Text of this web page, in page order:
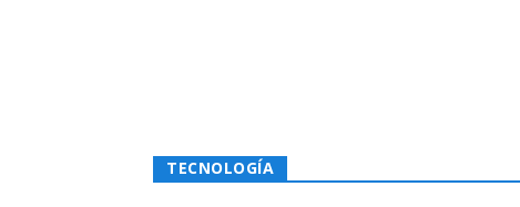
TECNOLOGÍA